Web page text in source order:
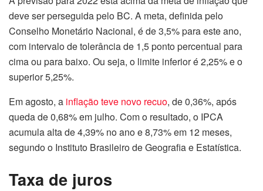
deve ser perseguida pelo BC. A meta, definida pelo
Conselho Monetário Nacional, é de 3,5% para este ano,
com intervalo de tolerância de 1,5 ponto percentual para
cima ou para baixo. Ou seja, o limite inferior é 2,25% e o
superior 5,25%.
Em agosto, a inflação teve novo recuo, de 0,36%, após
queda de 0,68% em julho. Com o resultado, o IPCA
acumula alta de 4,39% no ano e 8,73% em 12 meses,
segundo o Instituto Brasileiro de Geografia e Estatística.
Taxa de juros